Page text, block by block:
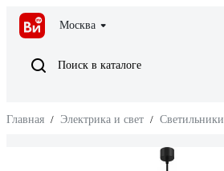
Москва
Поиск в каталоге
Главная / Электрика и свет / Светильники